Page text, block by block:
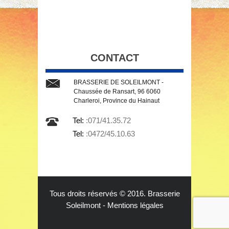
CONTACT
BRASSERIE DE SOLEILMONT -
Chaussée de Ransart, 96 6060
Charleroi, Province du Hainaut
Tel: :071/41.35.72
Tel: :0472/45.10.63
Tous droits réservés © 2016. Brasserie
Soleilmont - Mentions légales